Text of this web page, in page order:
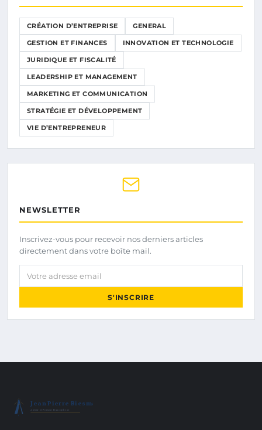
CRÉATION D’ENTREPRISE GENERAL
GESTION ET FINANCES INNOVATION ET TECHNOLOGIE
JURIDIQUE ET FISCALITÉ
LEADERSHIP ET MANAGEMENT
MARKETING ET COMMUNICATION
STRATÉGIE ET DÉVELOPPEMENT
VIE D’ENTREPRENEUR
NEWSLETTER
Inscrivez-vous pour recevoir nos derniers articles
directement dans votre boîte mail.
Votre adresse email
S'INSCRIRE
Jean Pierre Biesmans
Auteur et Penseur Francophone